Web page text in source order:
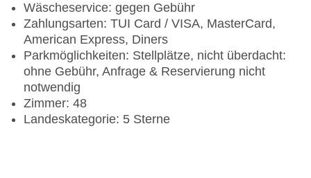
Wäscheservice: gegen Gebühr
Zahlungsarten: TUI Card / VISA, MasterCard,
American Express, Diners
Parkmöglichkeiten: Stellplätze, nicht überdacht:
ohne Gebühr, Anfrage & Reservierung nicht
notwendig
Zimmer: 48
Landeskategorie: 5 Sterne